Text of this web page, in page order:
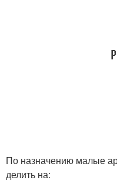
По назначению малые
делить на: